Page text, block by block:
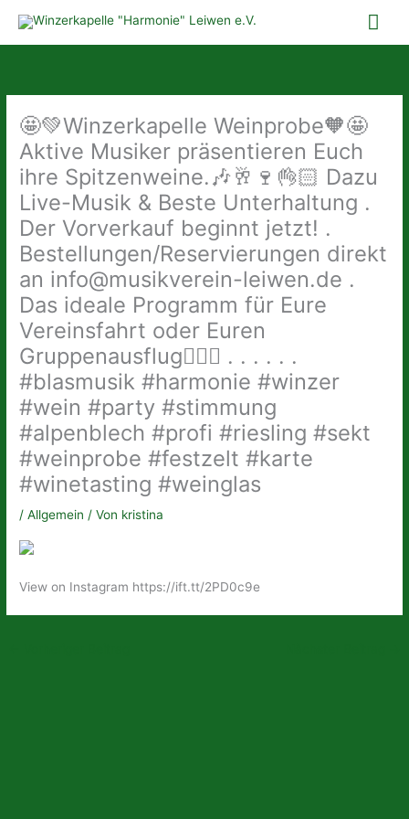
Inhalt
springen
🤩💚Winzerkapelle Weinprobe🧡🤩
Aktive Musiker präsentieren Euch
ihre Spitzenweine.🎶🥂🍷👌🏻 Dazu
Live-Musik & Beste Unterhaltung .
Der Vorverkauf beginnt jetzt! .
Bestellungen/Reservierungen direkt
an info@musikverein-leiwen.de .
Das ideale Programm für Eure
Vereinsfahrt oder Euren
Gruppenausflug👍🏻🥳 . . . . . .
#blasmusik #harmonie #winzer
#wein #party #stimmung
#alpenblech #profi #riesling #sekt
#weinprobe #festzelt #karte
#winetasting #weinglas
/Allgemein / Von kristina
View on Instagram https://ift.tt/2PD0c9e